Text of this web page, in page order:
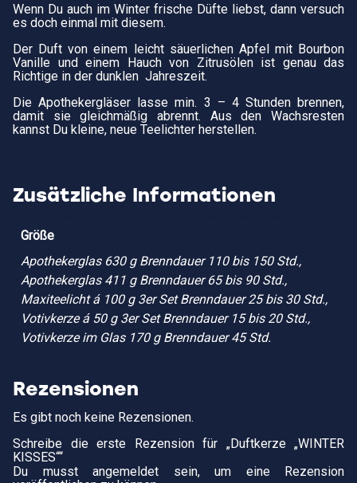
Wenn Du auch im Winter frische Düfte liebst, dann versuch
es doch einmal mit diesem.
Der Duft von einem leicht säuerlichen Apfel mit Bourbon
Vanille und einem Hauch von Zitrusölen ist genau das
Richtige in der dunklen Jahreszeit.
Die Apothekergläser lasse min. 3 – 4 Stunden brennen,
damit sie gleichmäßig abrennt. Aus den Wachsresten
kannst Du kleine, neue Teelichter herstellen.
Zusätzliche Informationen
Größe
Apothekerglas 630 g Brenndauer 110 bis 150 Std.,
Apothekerglas 411 g Brenndauer 65 bis 90 Std.,
Maxiteelicht á 100 g 3er Set Brenndauer 25 bis 30 Std.,
Votivkerze á 50 g 3er Set Brenndauer 15 bis 20 Std.,
Votivkerze im Glas 170 g Brenndauer 45 Std.
Rezensionen
Es gibt noch keine Rezensionen.
Schreibe die erste Rezension für „Duftkerze „WINTER
KISSES““
Du musst angemeldet sein, um eine Rezension